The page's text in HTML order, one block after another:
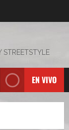
STREETSTYLE
EN VIVO